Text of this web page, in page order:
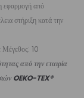
εφαρμογή από
στήριξη κατά την
Μέγεθος: 10
από την εταιρία
OEKO-TEX®